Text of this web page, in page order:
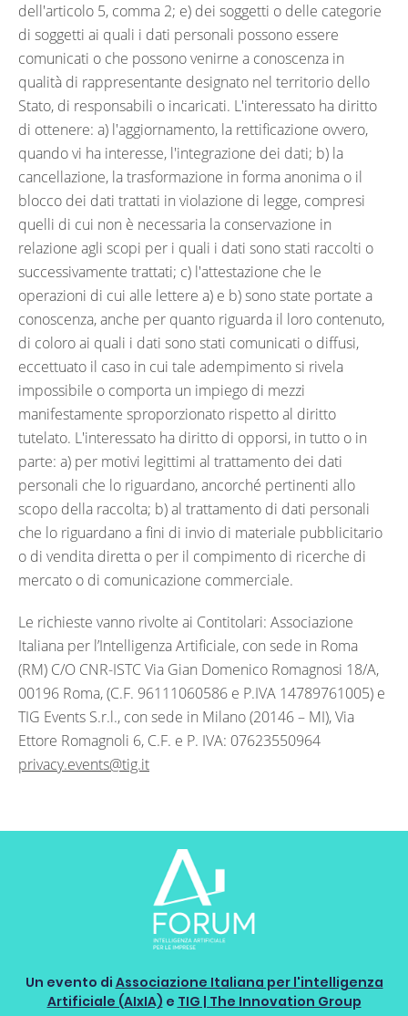
dell'articolo 5, comma 2; e) dei soggetti o delle categorie
di soggetti ai quali i dati personali possono essere
comunicati o che possono venirne a conoscenza in
qualità di rappresentante designato nel territorio dello
Stato, di responsabili o incaricati. L'interessato ha diritto
di ottenere: a) l'aggiornamento, la rettificazione ovvero,
quando vi ha interesse, l'integrazione dei dati; b) la
cancellazione, la trasformazione in forma anonima o il
blocco dei dati trattati in violazione di legge, compresi
quelli di cui non è necessaria la conservazione in
relazione agli scopi per i quali i dati sono stati raccolti o
successivamente trattati; c) l'attestazione che le
operazioni di cui alle lettere a) e b) sono state portate a
conoscenza, anche per quanto riguarda il loro contenuto,
di coloro ai quali i dati sono stati comunicati o diffusi,
eccettuato il caso in cui tale adempimento si rivela
impossibile o comporta un impiego di mezzi
manifestamente sproporzionato rispetto al diritto
tutelato. L'interessato ha diritto di opporsi, in tutto o in
parte: a) per motivi legittimi al trattamento dei dati
personali che lo riguardano, ancorché pertinenti allo
scopo della raccolta; b) al trattamento di dati personali
che lo riguardano a fini di invio di materiale pubblicitario
o di vendita diretta o per il compimento di ricerche di
mercato o di comunicazione commerciale.
Le richieste vanno rivolte ai Contitolari: Associazione
Italiana per l’Intelligenza Artificiale, con sede in Roma
(RM) C/O CNR-ISTC Via Gian Domenico Romagnosi 18/A,
00196 Roma, (C.F. 96111060586 e P.IVA 14789761005) e
TIG Events S.r.l., con sede in Milano (20146 – MI), Via
Ettore Romagnoli 6, C.F. e P. IVA: 07623550964
privacy.events@tig.it
Un evento di Associazione Italiana per l'intelligenza
Artificiale (AIxIA) e TIG | The Innovation Group